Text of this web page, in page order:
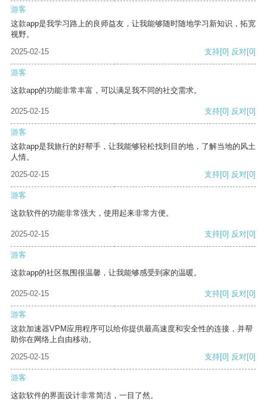
游客
这款app是我学习路上的良师益友，让我能够随时随地学习新知识，拓宽
视野。
2025-02-15
支持[0] 反对[0]
游客
这款app的功能非常丰富，可以满足我不同的社交需求。
2025-02-15 支持[0] 反对[0]
游客
这款app是我旅行的好帮手，让我能够轻松找到目的地，了解当地的风土
人情。
2025-02-15
支持[0] 反对[0]
游客
这款软件的功能非常强大，使用起来非常方便。
2025-02-15 支持[0] 反对[0]
游客
这款app的社区氛围很温馨，让我能够感受到家的温暖。
2025-02-15 支持[0] 反对[0]
游客
这款加速器VPM应用程序可以给你提供最高速度和安全性的连接，并帮
助你在网络上自由移动。
2025-02-15
支持[0] 反对[0]
游客
这款软件的界面设计非常简洁，一目了然。